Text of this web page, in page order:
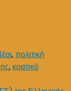
,πολιτική
, κρατικό